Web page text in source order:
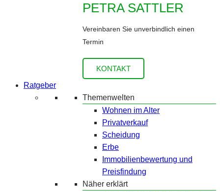
PETRA SATTLER
Vereinbaren Sie unverbindlich einen
Termin
KONTAKT
Ratgeber
Themenwelten
Wohnen im Alter
Privatverkauf
Scheidung
Erbe
Immobilienbewertung und
Preisfindung
Näher erklärt